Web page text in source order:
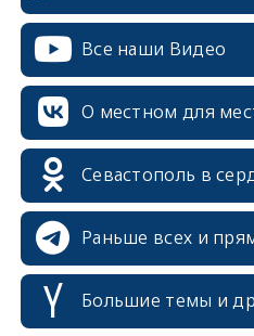
Все наши Видео
О местном для
Севастополь в
Раньше всех и
Большие темы и